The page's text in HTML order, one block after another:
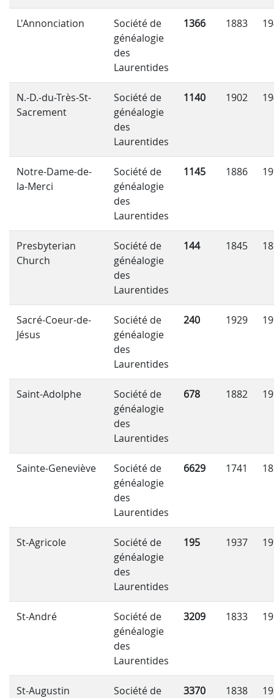
L'Annonciation
Société de
généalogie
des
Laurentides
1366 1883
N.-D.-du-Très-St-
Sacrement
Société de
généalogie
des
Laurentides
1140 1902
Notre-Dame-de-
la-Merci
Société de
généalogie
des
Laurentides
1145 1886
Presbyterian
Church
Société de
généalogie
des
Laurentides
144 1845
Sacré-Coeur-de-
Jésus
Société de
généalogie
des
Laurentides
240 1929
Saint-Adolphe
Société de
généalogie
des
Laurentides
678 1882
Sainte-Geneviève
Société de
généalogie
des
Laurentides
6629 1741
St-Agricole
Société de
généalogie
des
Laurentides
195 1937
St-André
Société de
généalogie
des
Laurentides
3209 1833
St-Augustin
Société de
3370 1838